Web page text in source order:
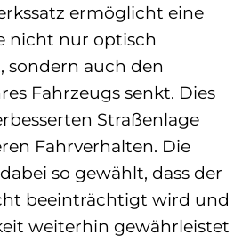
ermöglicht eine
nicht nur optisch
sondern auch den
Fahrzeugs senkt. Dies
Straßenlage
Fahrverhalten. Die
so gewählt, dass der
beeinträchtigt wird und
weiterhin gewährleistet